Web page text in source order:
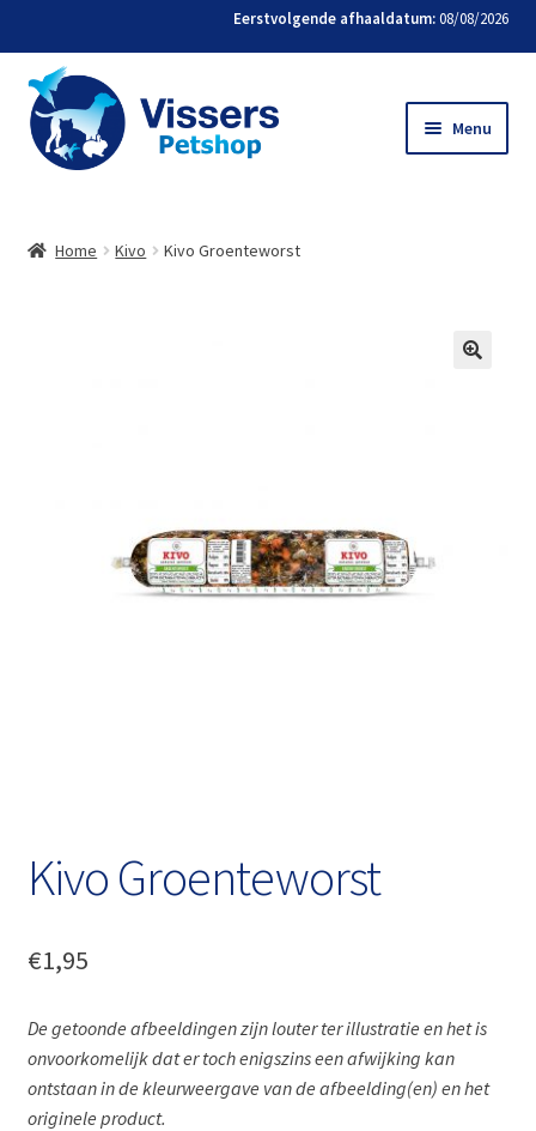
Eerstvolgende afhaaldatum:08/08/2026
Menu
Bestellen
Home Kivo Kivo Groenteworst
Kivo Groenteworst
€1,95
De getoonde afbeeldingen zijn louter ter illustratie en het is
onvoorkomelijk dat er toch enigszins een afwijking kan
ontstaan in de kleurweergave van de afbeelding(en) en het
originele product.